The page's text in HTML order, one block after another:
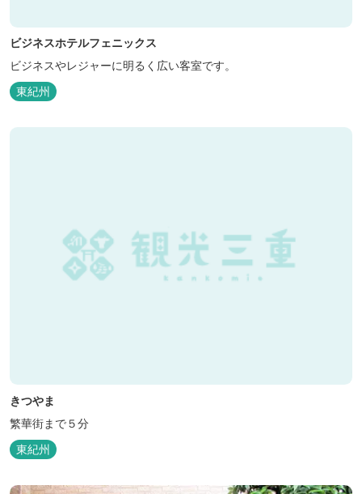
ビジネスホテルフェニックス
ビジネスやレジャーに明るく広い客室です。
東紀州
きつやま
繁華街まで５分
東紀州